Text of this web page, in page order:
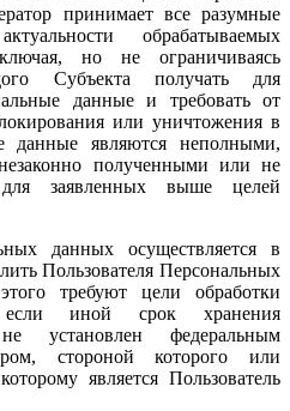
принимает все разумные
обрабатываемых
но не ограничиваясь
Субъекта получать для
данные и требовать от
или уничтожения в
данные являются неполными,
полученными или не
заявленных выше целей
данных осуществляется в
Пользователя Персональных
требуют цели обработки
иной срок хранения
установлен федеральным
стороной которого или
является Пользователь